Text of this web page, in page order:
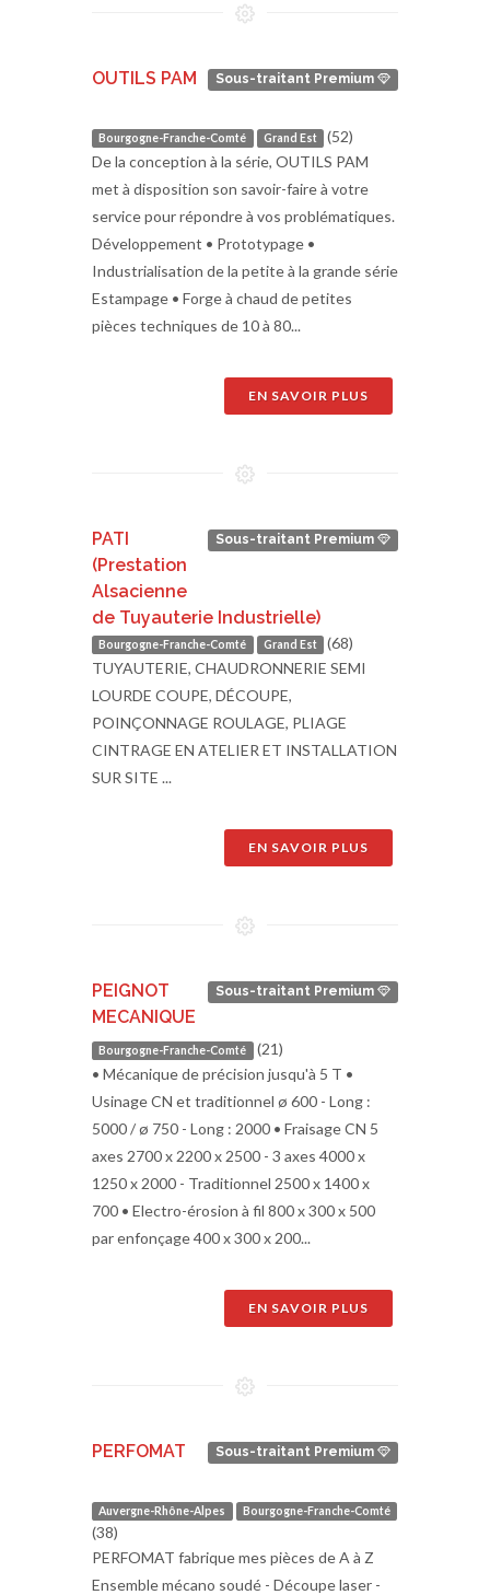
Sous-traitant Premium
OUTILS PAM
Bourgogne-Franche-Comté Grand Est
(52)
De la conception à la série, OUTILS PAM
met à disposition son savoir-faire à votre
service pour répondre à vos problématiques.
Développement • Prototypage •
Industrialisation de la petite à la grande série
Estampage • Forge à chaud de petites
pièces techniques de 10 à 80...
EN SAVOIR PLUS
Sous-traitant Premium
PATI
(Prestation
Alsacienne
de Tuyauterie Industrielle)
Bourgogne-Franche-Comté Grand Est
(68)
TUYAUTERIE, CHAUDRONNERIE SEMI
LOURDE COUPE, DÉCOUPE,
POINÇONNAGE ROULAGE, PLIAGE
CINTRAGE EN ATELIER ET INSTALLATION
SUR SITE ...
EN SAVOIR PLUS
Sous-traitant Premium
PEIGNOT
MECANIQUE
Bourgogne-Franche-Comté (21)
• Mécanique de précision jusqu'à 5 T •
Usinage CN et traditionnel ø 600 - Long :
5000 / ø 750 - Long : 2000 • Fraisage CN 5
axes 2700 x 2200 x 2500 - 3 axes 4000 x
1250 x 2000 - Traditionnel 2500 x 1400 x
700 • Electro-érosion à fil 800 x 300 x 500
par enfonçage 400 x 300 x 200...
EN SAVOIR PLUS
Sous-traitant Premium
PERFOMAT
Auvergne-Rhône-Alpes Bourgogne-Franche-Comté
(38)
PERFOMAT fabrique mes pièces de A à Z
Ensemble mécano soudé - Découpe laser -